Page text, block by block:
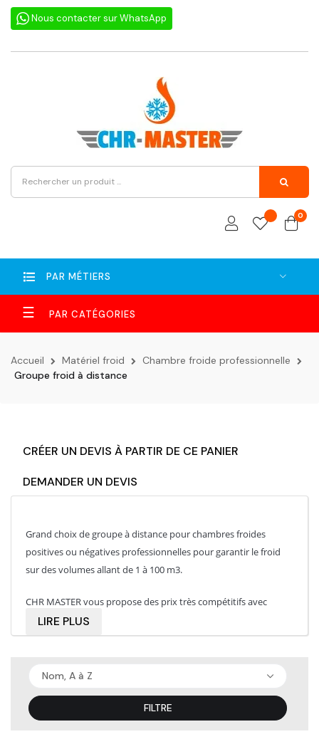
Nous contacter sur WhatsApp
0
PAR MÉTIERS
Basculer
la
navigation
☰
Accueil Matériel froid
Chambre froide professionnelle
Groupe froid à distance
CRÉER UN DEVIS À PARTIR DE CE PANIER
DEMANDER UN DEVIS
Grand choix de groupe à distance pour chambres froides
positives ou négatives professionnelles pour garantir le froid
sur des volumes allant de 1 à 100 m3.
CHR MASTER vous propose des prix très compétitifs avec
l'assurance de matériels de robustes et de bonne facture.
LIRE PLUS
Nom, A à Z
FILTRE